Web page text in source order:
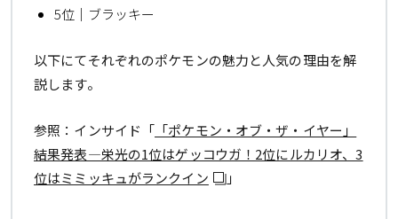
5位｜ブラッキー
以下にてそれぞれのポケモンの魅力と人気の理由を解
説します。
参照：インサイド「 「ポケモン・オブ・ザ・イヤー」
結果発表―栄光の1位はゲッコウガ！2位にルカリオ、3
位はミミッキュがランクイン
」